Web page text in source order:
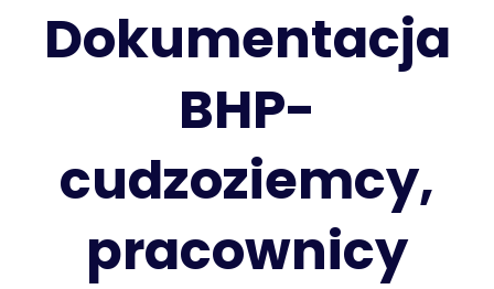
Dokumentacja
BHP-
cudzoziemcy,
pracownicy